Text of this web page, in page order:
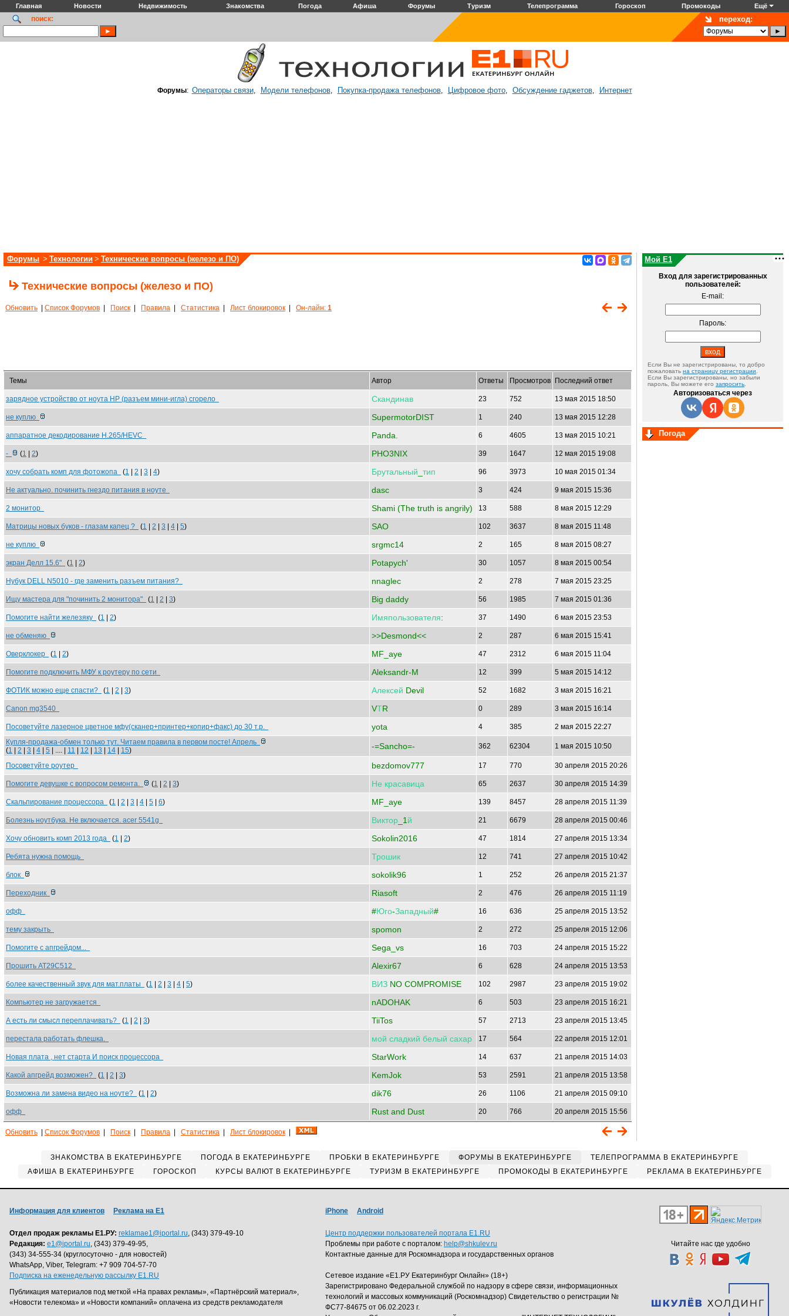
Главная Новости Недвижимость Знакомства Погода Афиша Форумы Туризм Телепрограмма Гороскоп Промокоды Ещё
поиск: переход:
Форумы: Операторы связи, Модели телефонов, Покупка-продажа телефонов, Цифровое фото, Обсуждение гаджетов, Интернет
Форумы > Технологии > Технические вопросы (железо и ПО)
Технические вопросы (железо и ПО)
Обновить Список Форумов Поиск Правила Статистика Лист блокировок Он-лайн: 1
Темы Автор Ответы Просмотров Последний ответ
зарядное устройство от ноута HP (разъем мини-игла) сгорело Скандинав 23 752 13 мая 2015 18:50
не куплю SupermotorDIST 1 240 13 мая 2015 12:28
аппаратное декодирование H.265/HEVC Panda. 6 4605 13 мая 2015 10:21
- (1 2) PHO3NIX 39 1647 12 мая 2015 19:08
хочу собрать комп для фотожопа (1 2 3 4) Брутальный тип 96 3973 10 мая 2015 01:34
Не актуально. починить гнездо питания в ноуте dasc 3 424 9 мая 2015 15:36
2 монитор Shami (The truth is angrily) 13 588 8 мая 2015 12:29
Матрицы новых буков - глазам капец ? (1 2 3 4 5) SAO 102 3637 8 мая 2015 11:48
не куплю srgmc14 2 165 8 мая 2015 08:27
экран Делл 15.6" (1 2) Potapych' 30 1057 8 мая 2015 00:54
Нубук DELL N5010 - где заменить разъем питания? nnaglec 2 278 7 мая 2015 23:25
Ищу мастера для "починить 2 монитора" (1 2 3) Big daddy 56 1985 7 мая 2015 01:36
Помогите найти железяку (1 2) Имяпользователя: 37 1490 6 мая 2015 23:53
не обменяю >>Desmond<< 2 287 6 мая 2015 15:41
Оверклокер (1 2) MF_aye 47 2312 6 мая 2015 11:04
Помогите подключить МФУ к роутеру по сети Aleksandr-M 12 399 5 мая 2015 14:12
ФОТИК можно еще спасти? (1 2 3) Алексей Devil 52 1682 3 мая 2015 16:21
Canon mg3540 VТR 0 289 3 мая 2015 16:14
Посоветуйте лазерное цветное мфу(сканер+принтер+копир+факс) до 30 т.р. yota 4 385
2 мая 2015 22:27
Купля-продажа-обмен только тут. Читаем правила в первом посте! Апрель
(1 2 3 4 5 | .... | 11 12 13 14 15) -=Sancho=- 362 62304 1 мая 2015 10:50
Посоветуйте роутер bezdomov777 17 770 30 апреля 2015 20:26
Помогите девушке с вопросом ремонта. (1 2 3) Не красавица 65 2637 30 апреля 2015 14:39
Скальпирование процессора (1 2 3 4 5 6) MF_aye 139 8457 28 апреля 2015 11:39
Болезнь ноутбука. Не включается. acer 5541g Виктор _1 й 21 6679 28 апреля 2015 00:46
Хочу обновить комп 2013 года (1 2) Sokolin2016 47 1814 27 апреля 2015 13:34
Ребята нужна помощь Трошик 12 741 27 апреля 2015 10:42
блок sokolik96 1 252 26 апреля 2015 21:37
Переходник Riasoft 2 476 26 апреля 2015 11:19
офф #Юго-Западный# 16 636 25 апреля 2015 13:52
тему закрыть spomon 2 272 25 апреля 2015 12:06
Помогите с апгрейдом... Sega_vs 16 703 24 апреля 2015 15:22
Прошить AT29C512 Alexir67 6 628 24 апреля 2015 13:53
более качественный звук для мат.платы (1 2 3 4 5) ВИЗ NO COMPROMISE 102 2987 23 апреля 2015 19:02
Компьютер не загружается nADOHAK 6 503 23 апреля 2015 16:21
А есть ли смысл переплачивать? (1 2 3) TiiTos 57 2713 23 апреля 2015 13:45
перестала работать флешка. мой сладкий белый сахар 17 564 22 апреля 2015 12:01
Новая плата , нет старта И поиск процессора StarWork 14 637 21 апреля 2015 14:03
Какой апгрейд возможен? (1 2 3) KemJok 53 2591 21 апреля 2015 13:58
Возможна ли замена видео на ноуте? (1 2) dik76 26 1106 21 апреля 2015 09:10
офф Rust and Dust 20 766 20 апреля 2015 15:56
Обновить Список Форумов Поиск Правила Статистика Лист блокировок
Мой E1
Вход для зарегистрированных
пользователей:
E-mail:
Пароль:
Если Вы не зарегистрированы, то добро
пожаловать на страницу регистрации
Если Вы зарегистрированы, но забыли
пароль, Вы можете его запросить
Авторизоваться через
Погода
ЗНАКОМСТВА В ЕКАТЕРИНБУРГЕ ПОГОДА В ЕКАТЕРИНБУРГЕ ПРОБКИ В ЕКАТЕРИНБУРГЕ ФОРУМЫ В ЕКАТЕРИНБУРГЕ
ТЕЛЕПРОГРАММА В ЕКАТЕРИНБУРГЕ
АФИША В ЕКАТЕРИНБУРГЕ
ГОРОСКОП КУРСЫ ВАЛЮТ В ЕКАТЕРИНБУРГЕ ТУРИЗМ В ЕКАТЕРИНБУРГЕ ПРОМОКОДЫ В ЕКАТЕРИНБУРГЕ РЕКЛАМА В ЕКАТЕРИНБУРГЕ
Читайте нас где удобно
Информация для клиентов Реклама на Е1
Отдел продаж рекламы Е1.РУ: reklamae1@iportal.ru, (343) 379-49-10
Редакция: e1@iportal.ru, (343) 379-49-95,
(343) 34-555-34 (круглосуточно - для новостей)
WhatsApp, Viber, Telegram: +7 909 704-57-70
Подписка на еженедельную рассылку E1.RU
Публикация материалов под меткой «На правах рекламы», «Партнёрский материал»,
«Новости телекома» и «Новости компаний» оплачена из средств рекламодателя
iPhone Android
Центр поддержки пользователей портала E1.RU
Проблемы при работе с порталом: help@shkulev.ru
Контактные данные для Роскомнадзора и государственных органов
Сетевое издание «Е1.РУ Екатеринбург Онлайн» (18+)
Зарегистрировано Федеральной службой по надзору в сфере связи, информационных
технологий и массовых коммуникаций (Роскомнадзор) Свидетельство о регистрации №
ФС77-84675 от 06.02.2023 г.